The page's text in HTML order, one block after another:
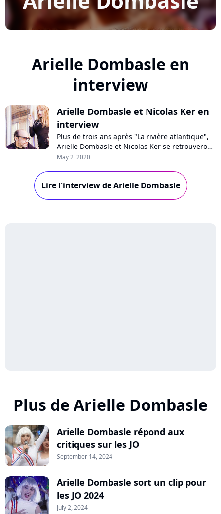
Arielle Dombasle en
interview
Arielle Dombasle et Nicolas Ker en
interview
Plus de trois ans après "La rivière atlantique",
Arielle Dombasle et Nicolas Ker se retrouveront
sur l'album "Empire", qui sortira au mois de
May 2, 2020
Lire l'interview de Arielle Dombasle
Plus de Arielle Dombasle
Arielle Dombasle répond aux
critiques sur les JO
September 14, 2024
Arielle Dombasle sort un clip pour
les JO 2024
July 2, 2024